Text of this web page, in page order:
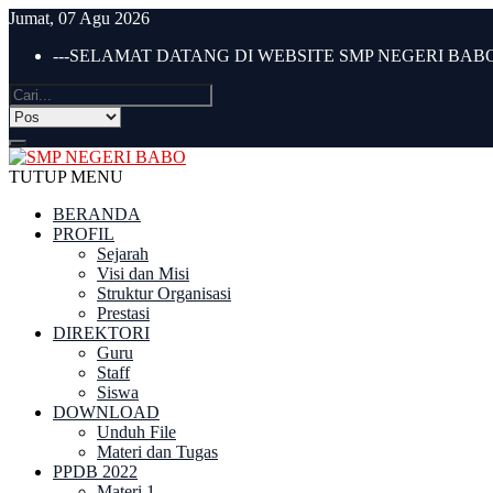
Jumat, 07 Agu 2026
---SELAMAT DATANG DI WEBSITE SMP NEGERI
TUTUP MENU
BERANDA
PROFIL
Sejarah
Visi dan Misi
Struktur Organisasi
Prestasi
DIREKTORI
Guru
Staff
Siswa
DOWNLOAD
Unduh File
Materi dan Tugas
PPDB 2022